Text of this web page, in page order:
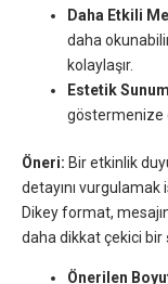
Daha Etkili
daha
kolaylaşır.
Estetik
göstermenize
Öneri: Bir etkinlik
detayını
Dikey format,
daha dikkat çekici bir
Önerilen